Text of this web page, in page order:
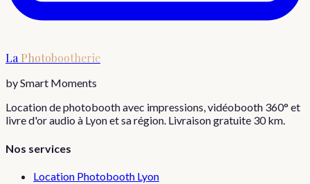
LaPhotobootherie
by Smart Moments
Location de photobooth avec impressions, vidéobooth 360° et
livre d'or audio à Lyon et sa région. Livraison gratuite 30 km.
Nos services
Location Photobooth Lyon